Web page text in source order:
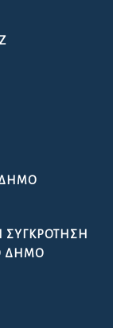
ΔΉΜΟ
ΣΥΓΚΡΌΤΗΣΗ
ΔΉΜΟ